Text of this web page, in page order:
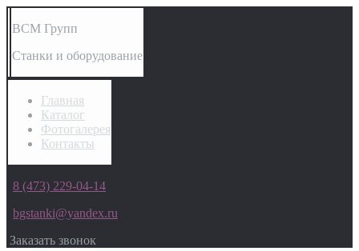
ВСМ Групп
Станки и оборудование
Главная
Каталог
Фотогалерея
Контакты
8 (473) 229-04-14
bgstanki@yandex.ru
Заказать звонок